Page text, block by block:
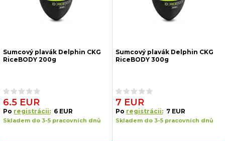
Sumcový plavák Delphin CKG
RiceBODY 200g
6.5 EUR
Po registrácii: 6 EUR
Skladem do 3-5 pracovních dnů
Sumcový plavák Delphin CKG
RiceBODY 300g
7 EUR
Po registrácii: 7 EUR
Skladem do 3-5 pracovních dnů